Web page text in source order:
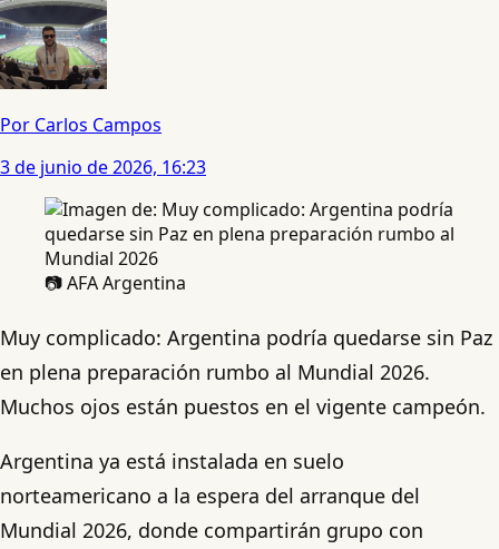
Por Carlos Campos
3 de junio de 2026, 16:23
📷 AFA Argentina
Muy complicado: Argentina podría quedarse sin Paz
en plena preparación rumbo al Mundial 2026.
Muchos ojos están puestos en el vigente campeón.
Argentina ya está instalada en suelo
norteamericano a la espera del arranque del
Mundial 2026, donde compartirán grupo con